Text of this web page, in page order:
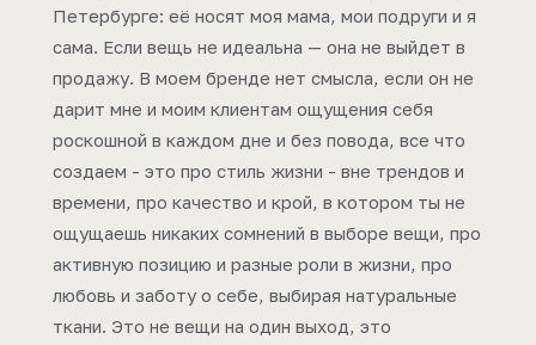
Петербурге: её носят моя мама, мои подруги и я
сама. Если вещь не идеальна — она не выйдет в
продажу. В моем бренде нет смысла, если он не
дарит мне и моим клиентам ощущения себя
роскошной в каждом дне и без повода, все что
создаем - это про стиль жизни - вне трендов и
времени, про качество и крой, в котором ты не
ощущаешь никаких сомнений в выборе вещи, про
активную позицию и разные роли в жизни, про
любовь и заботу о себе, выбирая натуральные
ткани. Это не вещи на один выход, это